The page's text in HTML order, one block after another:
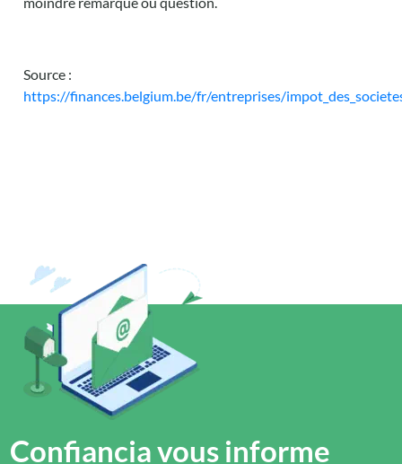
Source :
https://finances.belgium.be/fr/entreprises/
Confiancia vous informe